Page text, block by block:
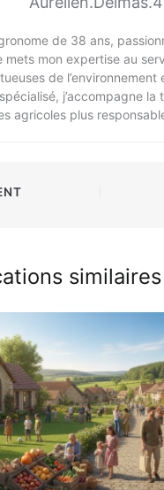
de 38 ans,
mets mon expertise au
de l’environnement
j’accompagne la
agricoles plus
similaires